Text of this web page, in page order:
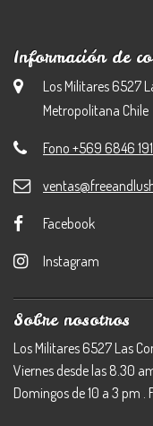
Información de
Los Militares 6527
Metropolitana Chile
Fono +569 6846
Facebook
Instagram
Sobre nosotros
Los Militares 6527 Las
Viernes desde las 8.30
Domingos de 10 a 3 pm